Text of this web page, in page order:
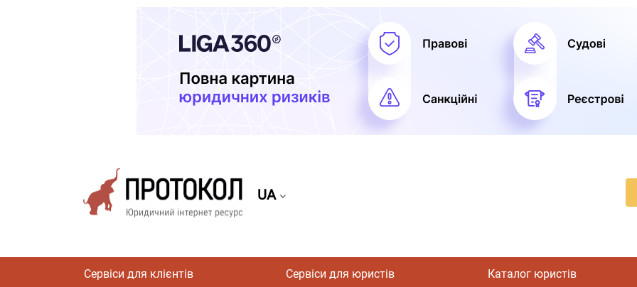
UA
Сервіси для клієнтів Сервіси для юристів Каталог юристів